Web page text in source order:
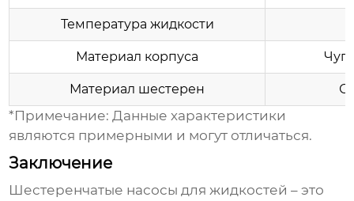
Температура жидкости
Материал корпуса
Материал шестерен
*Примечание: Данные характеристики
являются примерными и могут отличаться.
Заключение
Шестеренчатые насосы для жидкостей – это